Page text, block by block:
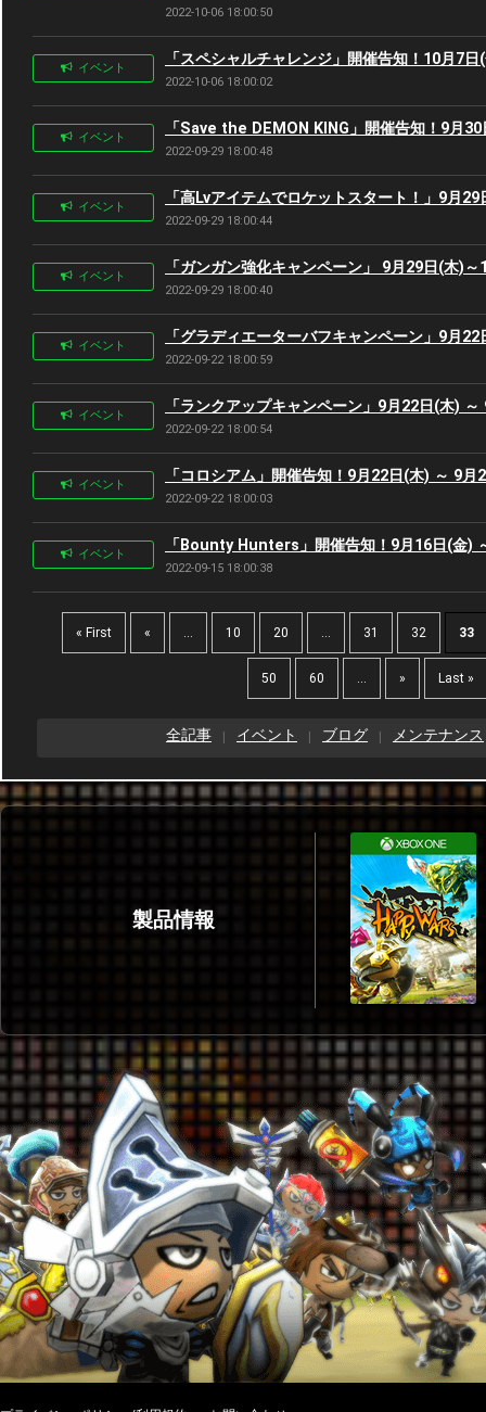
2022-10-06 18:00:50
イベント 「スペシャルチャレンジ」開催告知！10月7
2022-10-06 18:00:02
イベント 「Save the DEMON KING」開催告知！9月
2022-09-29 18:00:48
イベント 「高Lvアイテムでロケットスタート！」9月
2022-09-29 18:00:44
イベント 「ガンガン強化キャンペーン」 9月29日(木)
2022-09-29 18:00:40
イベント 「グラディエーターバフキャンペーン」9月
2022-09-22 18:00:59
イベント 「ランクアップキャンペーン」9月22日(木)
2022-09-22 18:00:54
イベント 「コロシアム」開催告知！9月22日(木) ～ 9月
2022-09-22 18:00:03
イベント 「Bounty Hunters」開催告知！9月16日(金)
2022-09-15 18:00:38
« First « ... 10 20 ... 31 32 33
50 60 ... » Last »
全記事 イベント ブログ メンテナンス
製品情報